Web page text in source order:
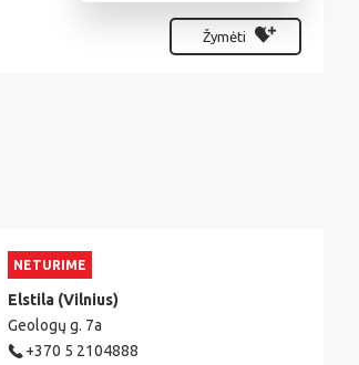
Žymėti
NETURIME
Elstila (Vilnius)
Geologų g. 7a
+370 5 2104888